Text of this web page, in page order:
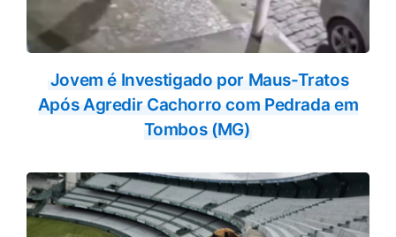
Jovem é Investigado por Maus-Tratos
Após Agredir Cachorro com Pedrada em
Tombos (MG)